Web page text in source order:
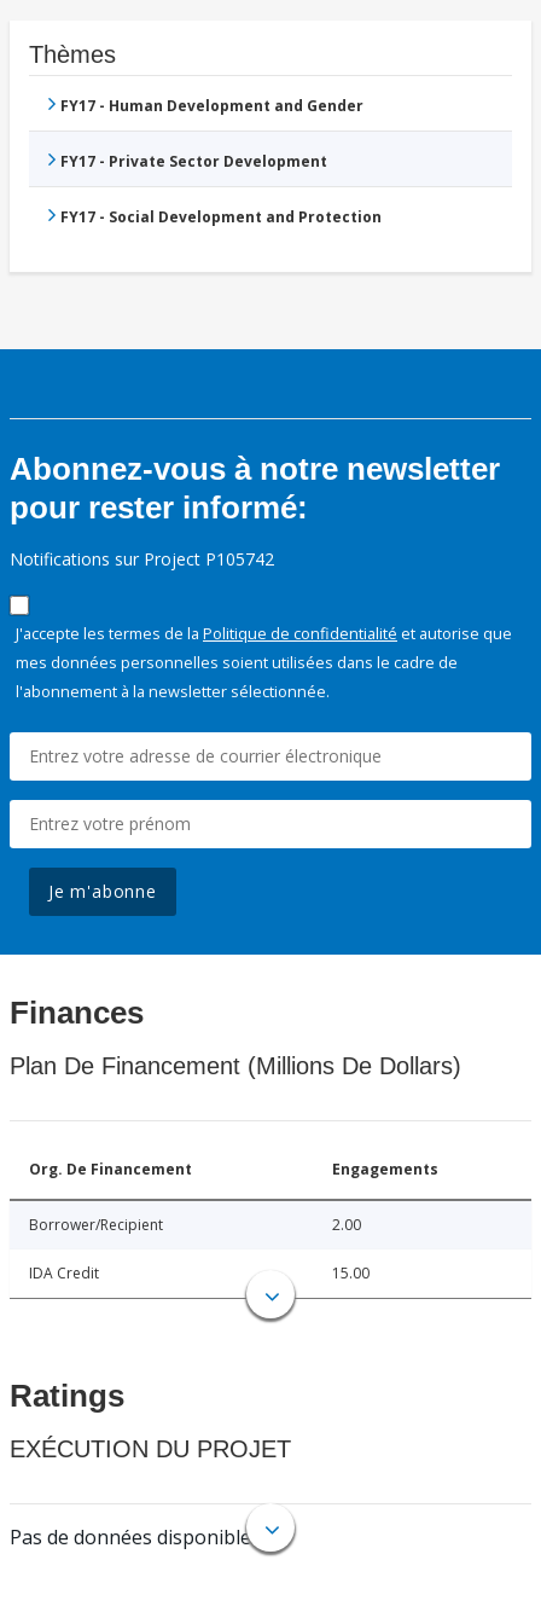
Thèmes
FY17 - Human Development and Gender
FY17 - Private Sector Development
FY17 - Social Development and Protection
Abonnez-vous à notre newsletter
pour rester informé:
Notifications sur Project P105742
J'accepte les termes de la Politique de confidentialité et autorise que
mes données personnelles soient utilisées dans le cadre de
l'abonnement à la newsletter sélectionnée.
Je m'abonne
Finances
Plan De Financement (Millions De Dollars)
Org. De Financement Engagements
Borrower/Recipient 2.00
IDA Credit 15.00
Ratings
EXÉCUTION DU PROJET
Pas de données disponibles.